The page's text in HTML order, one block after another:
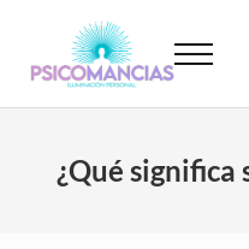
Psicomancias
Menu
¿Qué significa